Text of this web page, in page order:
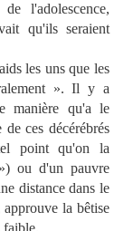
l'adolescence,
qu'ils seraient
les uns que les
». Il y a
manière qu'a le
ces décérébrés
point qu'on la
ou d'un pauvre
distance dans le
la bêtise